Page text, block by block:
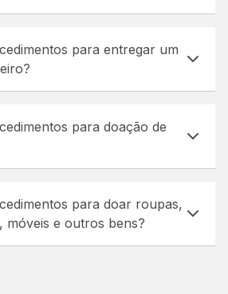
para entregar um
para doação de
para doar roupas,
móveis e outros bens?